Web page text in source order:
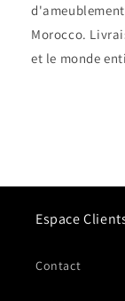
Morocco.
et le monde
Espace
Contact